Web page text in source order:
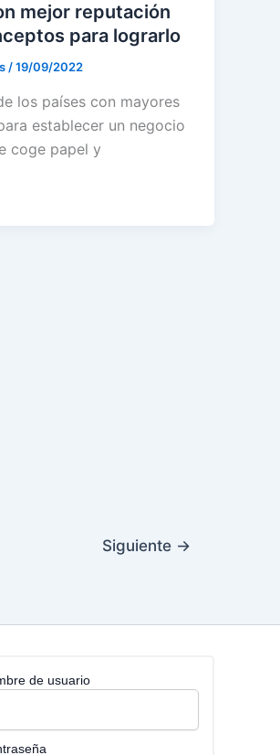
mejor reputación
para lograrlo
/19/09/2022
los países con mayores
establecer un negocio
coge papel y
Siguiente →
de usuario